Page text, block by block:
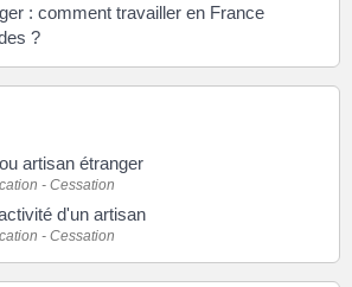
: comment travailler en France
?
artisan étranger
- Cessation
d'un artisan
- Cessation